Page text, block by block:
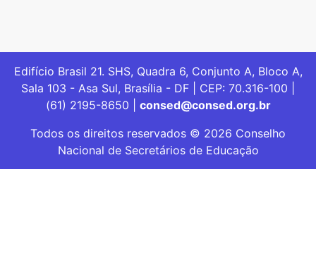
Edifício Brasil 21. SHS, Quadra 6, Conjunto A, Bloco A,
Sala 103 - Asa Sul, Brasília - DF | CEP: 70.316-100 |
(61) 2195-8650 | consed@consed.org.br
Todos os direitos reservados © 2026 Conselho
Nacional de Secretários de Educação